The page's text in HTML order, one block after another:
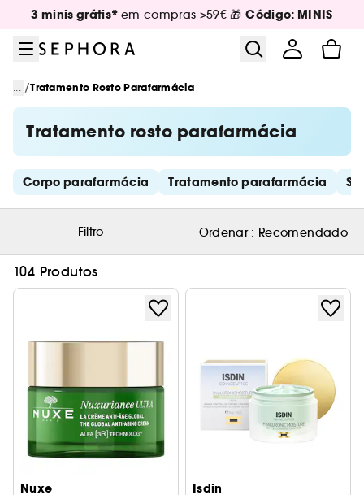
Ir para o menu
Ir para o conteúdo principal
Ir para o rodapé
3 minis grátis* em compras >59€ 🎁Código: MINIS
... /Tratamento Rosto Parafarmácia
Tratamento rosto parafarmácia
Saltar os links rápidos
Corpo parafarmácia Tratamento parafarmácia
Filtro Ordenar : Recomendado
104 Produtos
Nuxe Isdin